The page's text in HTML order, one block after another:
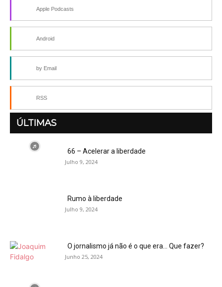
Apple Podcasts
Android
by Email
RSS
ÚLTIMAS
66 – Acelerar a liberdade
Julho 9, 2024
Rumo à liberdade
Julho 9, 2024
O jornalismo já não é o que era… Que fazer?
Junho 25, 2024